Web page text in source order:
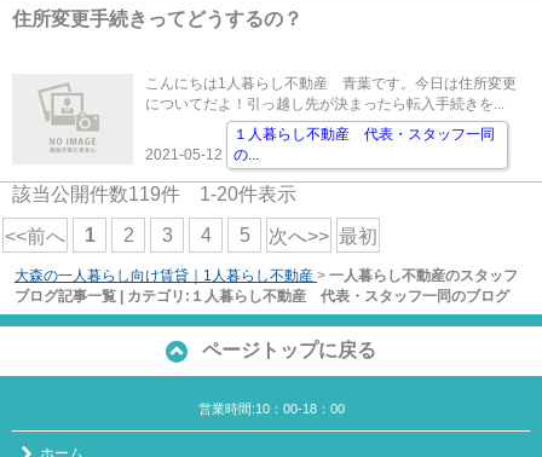
住所変更手続きってどうするの？
こんにちは1人暮らし不動産 青葉です。今日は住所変更
についてだよ！引っ越し先が決まったら転入手続きを...
2021-05-12
１人暮らし不動産 代表・スタッフ一同
の...
該当公開件数119件 1-20件表示
<<前へ 1 2 3 4 5 次へ>> 最初
大森の一人暮らし向け賃貸｜1人暮らし不動産 > 一人暮らし不動産のスタッフ
ブログ記事一覧 | カテゴリ:１人暮らし不動産 代表・スタッフ一同のブログ
ページトップに戻る
営業時間:10：00-18：00